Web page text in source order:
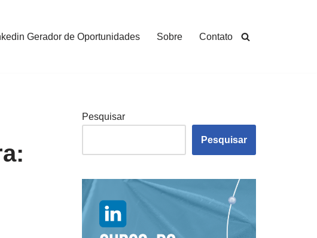
Gerador de Oportunidades Sobre Contato
Pesquisar
Pesquisar